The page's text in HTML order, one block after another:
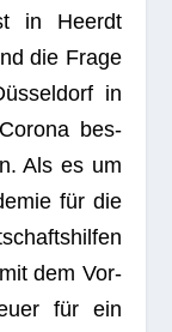
in Heerdt
die Frage
in
bes­
Als es um
für die
dem Vor­
für ein